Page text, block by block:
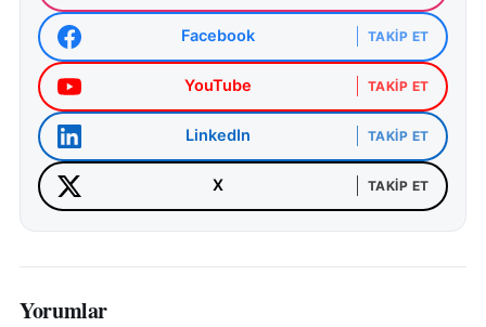
Facebook TAKIP ET
YouTube TAKIP ET
LinkedIn TAKIP ET
X TAKIP ET
Yorumlar